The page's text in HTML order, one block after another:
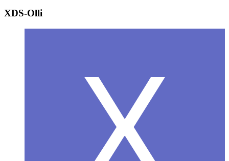
XDS-Olli